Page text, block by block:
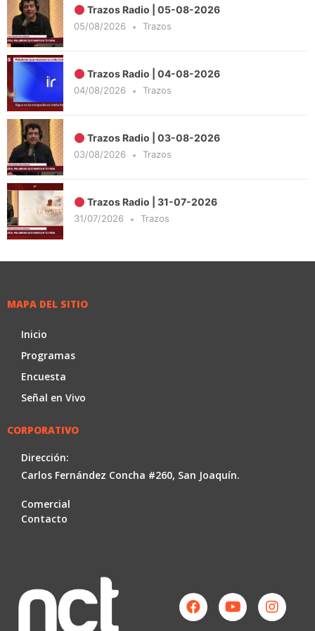
Trazos Radio | 05-08-2026
05/08/2026 Trazos
Trazos Radio | 04-08-2026
04/08/2026 Trazos
Trazos Radio | 03-08-2026
03/08/2026 Trazos
Trazos Radio | 31-07-2026
31/07/2026 Trazos
MAPA DEL SITIO
Inicio
Programas
Encuesta
Señal en Vivo
CORPORATIVO
Dirección:
Carlos Fernández Concha #260, San Joaquín.
Comercial
Contacto